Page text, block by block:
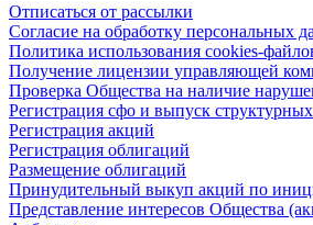
Отписаться от рассылки
Согласие на обработку персональных
Политика использования cookies-
Получение лицензии управляющей
Проверка Общества на наличие
Регистрация сфо и выпуск
Регистрация акций
Регистрация облигаций
Размещение облигаций
Принудительный выкуп акций по
Представление интересов Общества